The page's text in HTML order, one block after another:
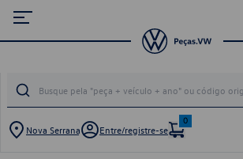
Nova Serrana Entre/registre-se
0